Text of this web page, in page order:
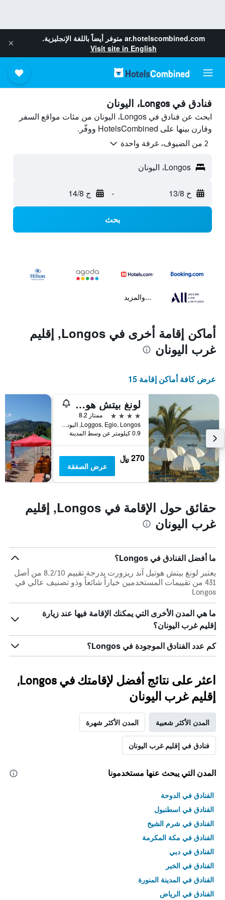
ar.hotelscombined.com متوفر أيضاً باللغة الإنجليزية.
Visit site in English
فنادق في Longos، اليونان
ابحث عن فنادق في Longos، اليونان من مئات مواقع السفر
وقارن بينها على HotelsCombined ووفّر.
2 من الضيوف، غرفة واحدة
Longos، اليونان
خ 13/8 - ج 14/8
بحث
...والمزيد
أماكن إقامة أخرى في Longos, إقليم
غرب اليونان
عرض كافة أماكن إقامة 15
لونغ بيتش هوتيل آند ريزورت
4 نجوم
ممتاز 8.2
Loggos, Egio, Longos, اليونان
0.9 كيلومتر عن وسط المدينة
270 ﷼
عرض الصفقة
حقائق حول الإقامة في Longos, إقليم
غرب اليونان
ما أفضل الفنادق في Longos؟
يعتبر لونغ بيتش هوتيل آند ريزورت بدرجة تقييم 8.2/10 من أصل
431 من تقييمات المستخدمين خياراً شائعاً وذو تصنيف عالي في
Longos
ما هي المدن الأخرى التي يمكنك الإقامة فيها عند زيارة
إقليم غرب اليونان؟
كم عدد الفنادق الموجودة في Longos؟
اعثر على نتائج أفضل لإقامتك في Longos,
إقليم غرب اليونان
المدن الأكثر شعبية المدن الأكثر شهرة
فنادق في إقليم غرب اليونان
المدن التي يبحث عنها مستخدمونا
الفنادق في الدوحة
الفنادق في اسطنبول
الفنادق في شرم الشيخ
الفنادق في مكة المكرمة
الفنادق في دبي
الفنادق في الخبر
الفنادق في المدينة المنورة
الفنادق في الرياض